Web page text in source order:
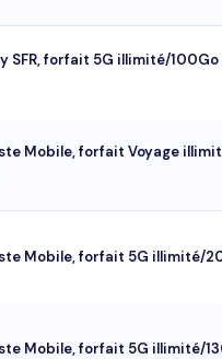
SFR, forfait 5G illimité/
Mobile, forfait Voyage
Mobile, forfait 5G illimité/
Mobile, forfait 5G illimité/